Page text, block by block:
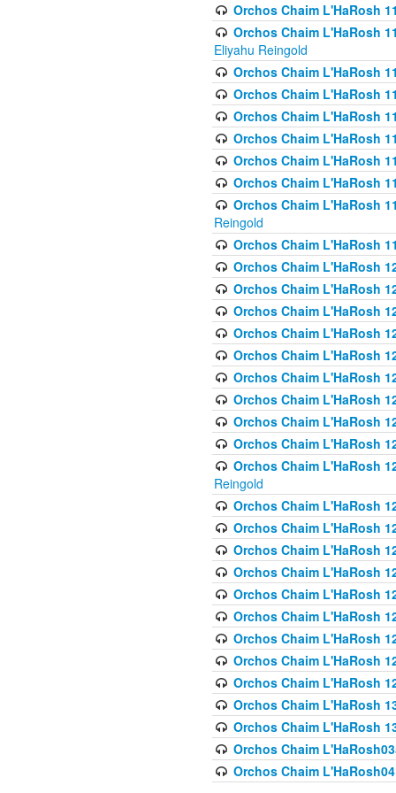
Orchos Chaim L'HaRosh
Orchos Chaim L'HaRosh
Eliyahu Reingold
Orchos Chaim L'HaRosh
Orchos Chaim L'HaRosh
Orchos Chaim L'HaRosh
Orchos Chaim L'HaRosh
Orchos Chaim L'HaRosh
Orchos Chaim L'HaRosh
Orchos Chaim L'HaRosh
Reingold
Orchos Chaim L'HaRosh
Orchos Chaim L'HaRosh
Orchos Chaim L'HaRosh
Orchos Chaim L'HaRosh
Orchos Chaim L'HaRosh
Orchos Chaim L'HaRosh
Orchos Chaim L'HaRosh
Orchos Chaim L'HaRosh
Orchos Chaim L'HaRosh
Orchos Chaim L'HaRosh
Orchos Chaim L'HaRosh
Reingold
Orchos Chaim L'HaRosh
Orchos Chaim L'HaRosh
Orchos Chaim L'HaRosh
Orchos Chaim L'HaRosh
Orchos Chaim L'HaRosh
Orchos Chaim L'HaRosh
Orchos Chaim L'HaRosh
Orchos Chaim L'HaRosh
Orchos Chaim L'HaRosh
Orchos Chaim L'HaRosh
Orchos Chaim L'HaRosh
Orchos Chaim
Orchos Chaim